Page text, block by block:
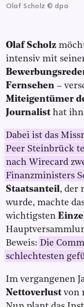
Olaf Scholz © dpa
Olaf Scholz
intensiv mit
Fernsehen –
Miteigentümer
Journalist hat
Dabei ist das
Peer Steinbrück
nach Wirecard
Finanzministers
Staatsanteil, der
wurde, machte
wichtigsten
Beweis: Die
schlechtesten
Im vergangenen
Nettoverlust von